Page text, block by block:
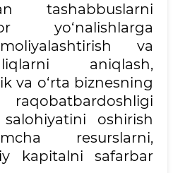
tashabbuslarni
yo‘nalishlarga
va
aniqlash,
va o‘rta biznesning
oshirish
resurslarni,
kapitalni safarbar